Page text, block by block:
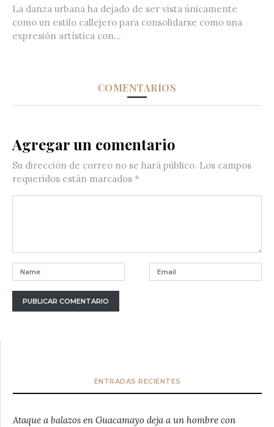
La danza urbana ha dejado de ser vista únicamente
como un estilo callejero para consolidarse como una
expresión artística con...
COMENTARIOS
Agregar un comentario
Su dirección de correo no se hará público. Los campos
requeridos están marcados *
ENTRADAS RECIENTES
Ataque a balazos en Guacamayo deja a un hombre con